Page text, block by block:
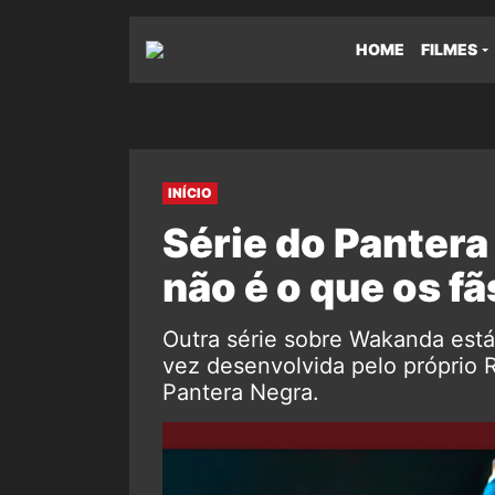
HOME FILMES
INÍCIO
Série do
não é o que os
Outra série sobre Wakanda
vez desenvolvida pelo próprio
Pantera Negra.